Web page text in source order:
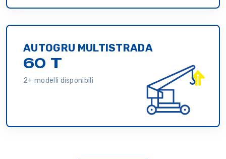
AUTOGRU MULTISTRADA
60 T
2+ modelli disponibili